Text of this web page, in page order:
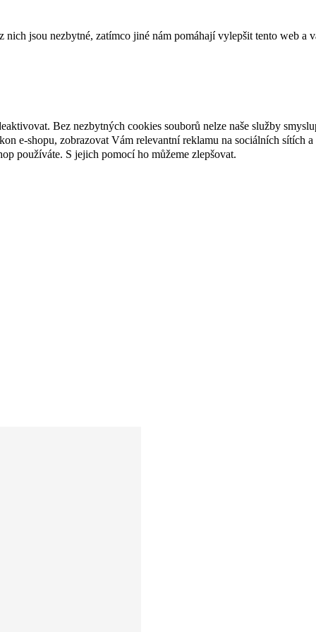
jsou nezbytné, zatímco jiné nám pomáhají vylepšit tento web a
Bez nezbytných cookies souborů nelze naše služby
e-shopu, zobrazovat Vám relevantní reklamu na sociálních sítích
používáte. S jejich pomocí ho můžeme zlepšovat.